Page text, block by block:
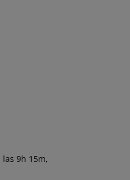
9h 15m,